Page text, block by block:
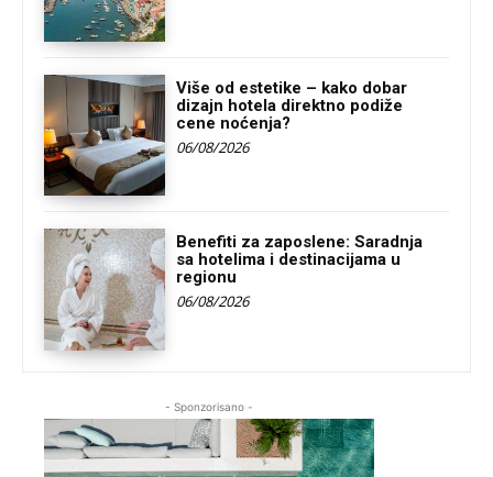
Više od estetike – kako dobar
dizajn hotela direktno podiže
cene noćenja?
06/08/2026
Benefiti za zaposlene: Saradnja
sa hotelima i destinacijama u
regionu
06/08/2026
- Sponzorisano -